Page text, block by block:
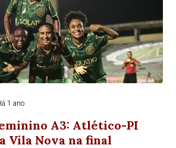
1 ano
A3: Atlético-PI
Vila Nova na final